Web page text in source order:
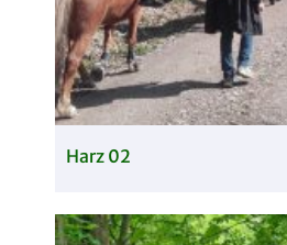
Harz 02